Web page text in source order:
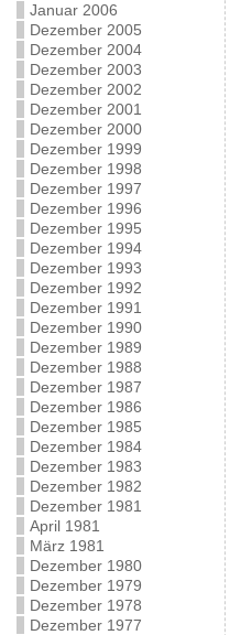
Januar 2006
Dezember 2005
Dezember 2004
Dezember 2003
Dezember 2002
Dezember 2001
Dezember 2000
Dezember 1999
Dezember 1998
Dezember 1997
Dezember 1996
Dezember 1995
Dezember 1994
Dezember 1993
Dezember 1992
Dezember 1991
Dezember 1990
Dezember 1989
Dezember 1988
Dezember 1987
Dezember 1986
Dezember 1985
Dezember 1984
Dezember 1983
Dezember 1982
Dezember 1981
April 1981
März 1981
Dezember 1980
Dezember 1979
Dezember 1978
Dezember 1977